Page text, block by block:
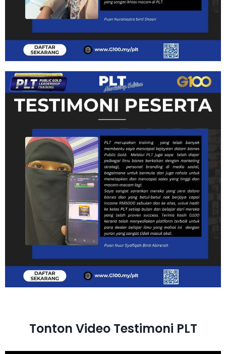
Tonton Video Testimoni PLT